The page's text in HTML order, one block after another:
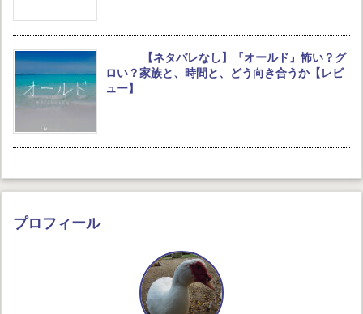
【ネタバレなし】『オールド』怖い？グ
ロい？家族と、時間と、どう向き合うか【レビ
ュー】
プロフィール